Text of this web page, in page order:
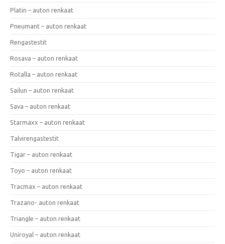
Platin – auton renkaat
Pneumant – auton renkaat
Rengastestit
Rosava – auton renkaat
Rotalla – auton renkaat
Sailun – auton renkaat
Sava – auton renkaat
Starmaxx – auton renkaat
Talvirengastestit
Tigar – auton renkaat
Toyo – auton renkaat
Tracmax – auton renkaat
Trazano- auton renkaat
Triangle – auton renkaat
Uniroyal – auton renkaat